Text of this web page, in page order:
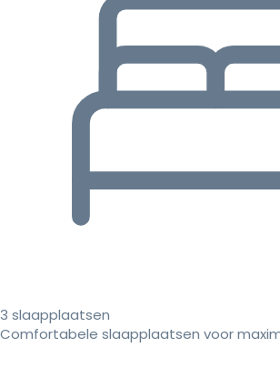
3 slaapplaatsen
Comfortabele slaapplaatsen voor